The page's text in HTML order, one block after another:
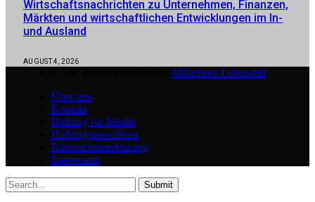
Wirtschaftsnachrichten zu Unternehmen, Finanzen,
Märkten und wirtschaftlichen Entwicklungen im In-
und Ausland
AUGUST 4, 2026
Münchner Lebensstil
Über uns
Kontakt
Haftung für Inhalte
Haftungsausschluss
Datenschutzerklärung
Impressum
Submit